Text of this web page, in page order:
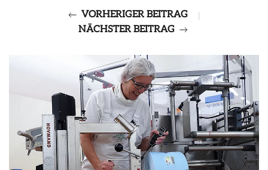
VORHERIGER BEITRAG
|
NÄCHSTER BEITRAG